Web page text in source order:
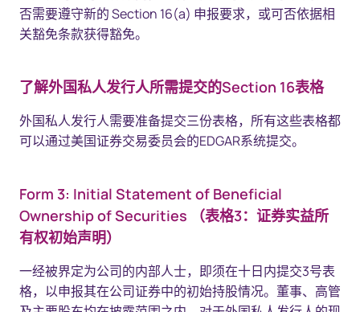
否需要遵守新的 Section 16(a) 申报要求，或可否依据相
关豁免条款获得豁免。
了解外国私人发行人所需提交的Section 16表格
外国私人发行人需要准备提交三份表格，所有这些表格都
可以通过美国证券交易委员会的EDGAR系统提交。
Form 3: Initial Statement of Beneficial
Ownership of Securities （表格3：证券实益所
有权初始声明）
一经被界定为公司的内部人士，即须在十日内提交3号表
格，以申报其在公司证券中的初始持股情况。董事、高管